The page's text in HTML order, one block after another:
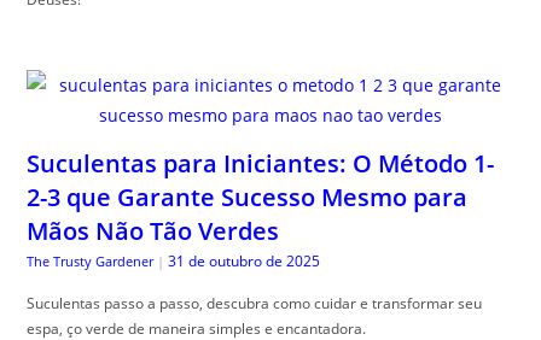
Suculentas para Iniciantes: O Método 1-
2-3 que Garante Sucesso Mesmo para
Mãos Não Tão Verdes
The Trusty Gardener | 31 de outubro de 2025
Suculentas passo a passo, descubra como cuidar e transformar seu
espa, ço verde de maneira simples e encantadora.